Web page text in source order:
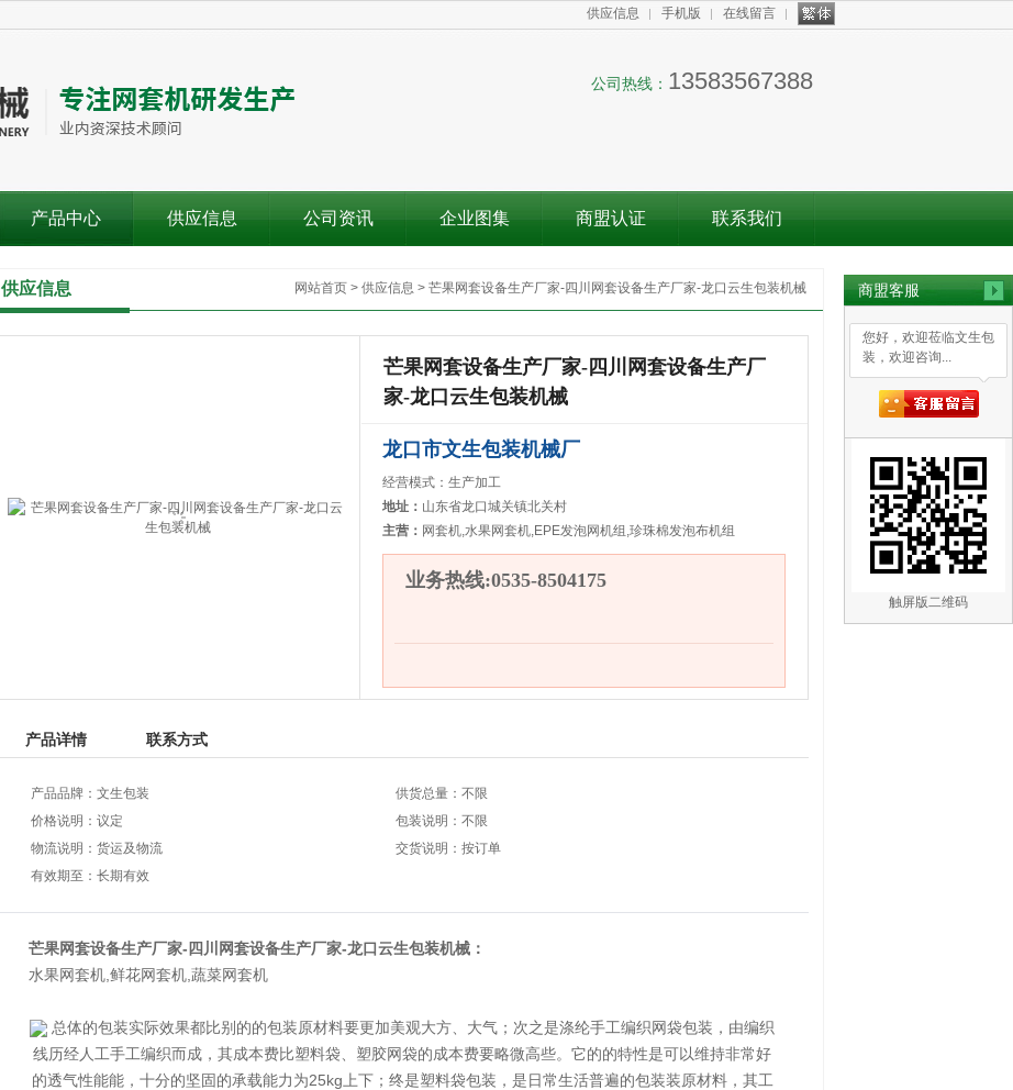
商盟客服
您好，欢迎莅临文生包
装，欢迎咨询...
触屏版二维码
供应信息 手机版 在线留言
公司热线： 13583567388
产品中心 供应信息 公司资讯 企业图集 商盟认证 联系我们
网站首页 > 供应信息 > 芒果网套设备生产厂家-四川网套设备生产厂家-龙口云生包装机械
供应信息
芒果网套设备生产厂家-四川网套设备生产厂
家-龙口云生包装机械
龙口市文生包装机械厂
经营模式：生产加工
地址： 山东省龙口城关镇北关村
主营： 网套机,水果网套机,EPE发泡网机组,珍珠棉发泡布机组
业务热线:0535-8504175
产品详情 联系方式
产品品牌：文生包装
供货总量：不限
价格说明：议定
包装说明：不限
物流说明：货运及物流
交货说明：按订单
有效期至：长期有效
芒果网套设备生产厂家-四川网套设备生产厂家-龙口云生包装机械：
水果网套机 鲜花网套机 蔬菜网套机
总体的包装实际效果都比别的的包装原材料要更加美观大方、大气；次之是涤纶手工编织网袋包装，由编织
线历经人工手工编织而成，其成本费比塑料袋、塑胶网袋的成本费要略微高些。它的的特性是可以维持非常好
的透气性能能，十分的坚固的承载能力为25kg上下；终是塑料袋包装，是日常生活普遍的包装装原材料，其工